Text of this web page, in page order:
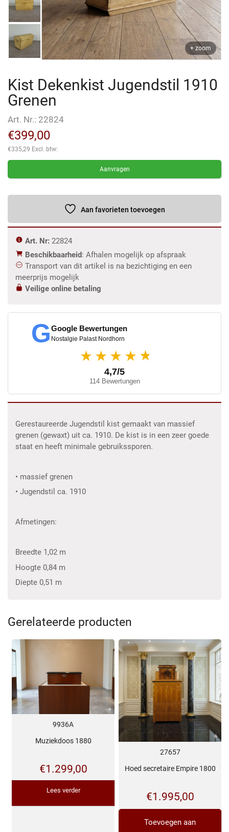
+ zoom
Kist Dekenkist Jugendstil 1910
Grenen
Art. Nr.: 22824
€399,00
€335,29 Excl. btw:
Aanvragen
Aan favorieten toevoegen
Art. Nr: 22824
Beschikbaarheid: Afhalen mogelijk op afspraak
Transport van dit artikel is na bezichtiging en een
meerprijs mogelijk
Veilige online betaling
GGoogle Bewertungen
Nostalgie Palast Nordhorn
★★★★ ★
4,7/5
114 Bewertungen
Gerestaureerde Jugendstil kist gemaakt van massief
grenen (gewaxt) uit ca. 1910. De kist is in een zeer goede
staat en heeft minimale gebruikssporen.
• massief grenen
• Jugendstil ca. 1910
Afmetingen:
Breedte 1,02 m
Hoogte 0,84 m
Diepte 0,51 m
Gerelateerde producten
9936A
Muziekdoos 1880
€1.299,00
Lees verder
27657
Hoed secretaire Empire 1800
€1.995,00
Toevoegen aan